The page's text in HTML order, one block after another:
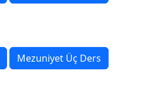
Mezuniyet Üç Ders